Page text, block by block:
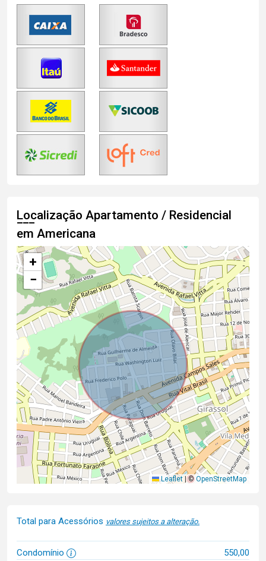
Localização Apartamento / Residencial
em Americana
+
−
Leaflet ©OpenStreetMap
Total para Acessórios valores sujeitos a alteração.
Condomínio 550,00